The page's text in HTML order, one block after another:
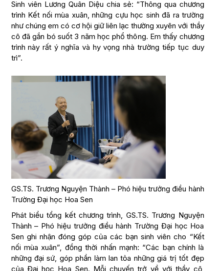
Sinh viên Lương Quân Diệu chia sẻ: “Thông qua chương
trình Kết nối mùa xuân, những cựu học sinh đã ra trường
như chúng em có cơ hội giữ liên lạc thường xuyên với thầy
cô đã gắn bó suốt 3 năm học phổ thông. Em thấy chương
trình này rất ý nghĩa và hy vọng nhà trường tiếp tục duy
trì”.
GS.TS. Trương Nguyện Thành – Phó hiệu trưởng điều hành
Trường Đại học Hoa Sen
Phát biểu tổng kết chương trình, GS.TS. Trương Nguyện
Thành – Phó hiệu trưởng điều hành Trường Đại học Hoa
Sen ghi nhận đóng góp của các bạn sinh viên cho “Kết
nối mùa xuân”, đồng thời nhấn mạnh: “Các bạn chính là
những đại sứ, góp phần làm lan tỏa những giá trị tốt đẹp
của Đại học Hoa Sen. Mỗi chuyến trở về với thầy cô,